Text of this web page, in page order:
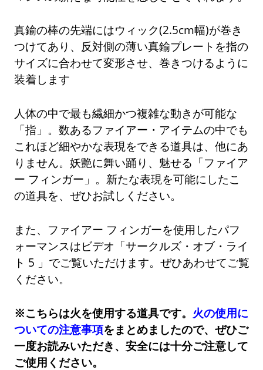
真鍮の棒の先端にはウィック(2.5cm幅)が巻き
つけてあり、反対側の薄い真鍮プレートを指の
サイズに合わせて変形させ、巻きつけるように
装着します
人体の中で最も繊細かつ複雑な動きが可能な
「指」。数あるファイアー・アイテムの中でも
これほど細やかな表現をできる道具は、他にあ
りません。妖艶に舞い踊り、魅せる「ファイア
ー フィンガー」。新たな表現を可能にしたこ
の道具を、ぜひお試しください。
また、ファイアー フィンガーを使用したパフ
ォーマンスはビデオ「サークルズ・オブ・ライ
ト 5 」でご覧いただけます。ぜひあわせてご覧
ください。
※こちらは火を使用する道具です。 火の使用に
ついての注意事項をまとめましたので、ぜひご
一度お読みいただき、安全には十分ご注意して
ご使用ください。